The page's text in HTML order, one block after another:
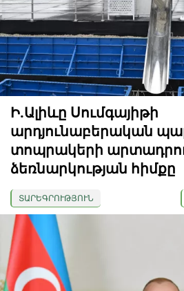
Ի.Ալիևը Սումգայիթի
արդյունաբերական
տոպրակերի
ձեռնարկության հիմքը
ՏԱՐԵԳՐՈՒԹՅՈՒՆ